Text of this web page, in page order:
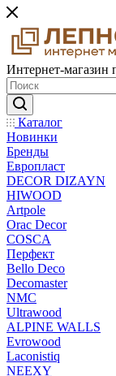
Интернет-магазин
Каталог
Новинки
Бренды
Европласт
DECOR DIZAYN
HIWOOD
Artpole
Orac Decor
COSCA
Перфект
Bello Deco
Decomaster
NMС
Ultrawood
ALPINE WALLS
Evrowood
Laconistiq
NEEXY